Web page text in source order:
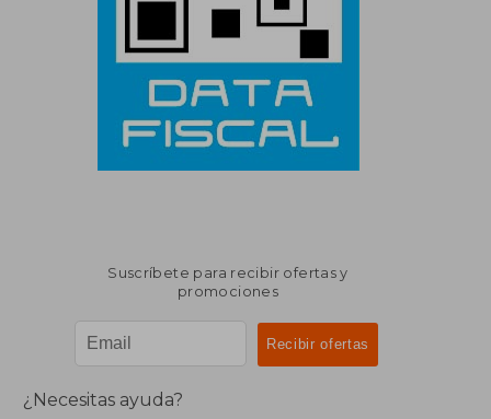
Suscríbete para recibir ofertas y
promociones
¿Necesitas ayuda?